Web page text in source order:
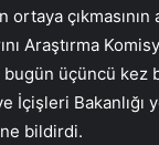
ortaya
Araştırma
bugün üçüncü kez
İçişleri Bakanlığı
bildirdi.